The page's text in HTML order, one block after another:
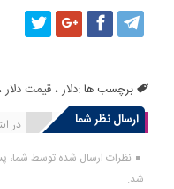
برچسب ها :دلار ،قیمت دلار ،
ارسال نظر شما
در انتشار یافته : 0
نظرات ارسال شده توسط شما،
شد.